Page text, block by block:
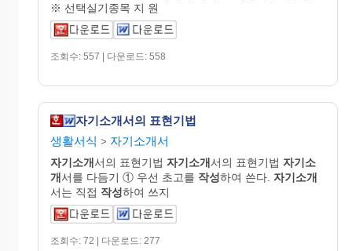
※ 선택실기종목 지 원
조회수: 557 | 다운로드: 558
자기소개서의 표현기법
생활서식 > 자기소개서
자기소개서의 표현기법 자기소개서의 표현기법 자기소
개서를 다듬기 ① 우선 초고를 작성하여 쓴다. 자기소개
서는 직접 작성하여 쓰지
조회수: 72 | 다운로드: 277